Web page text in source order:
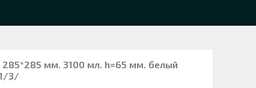
мм. 3100 мл. h=65 мм. белый
3/